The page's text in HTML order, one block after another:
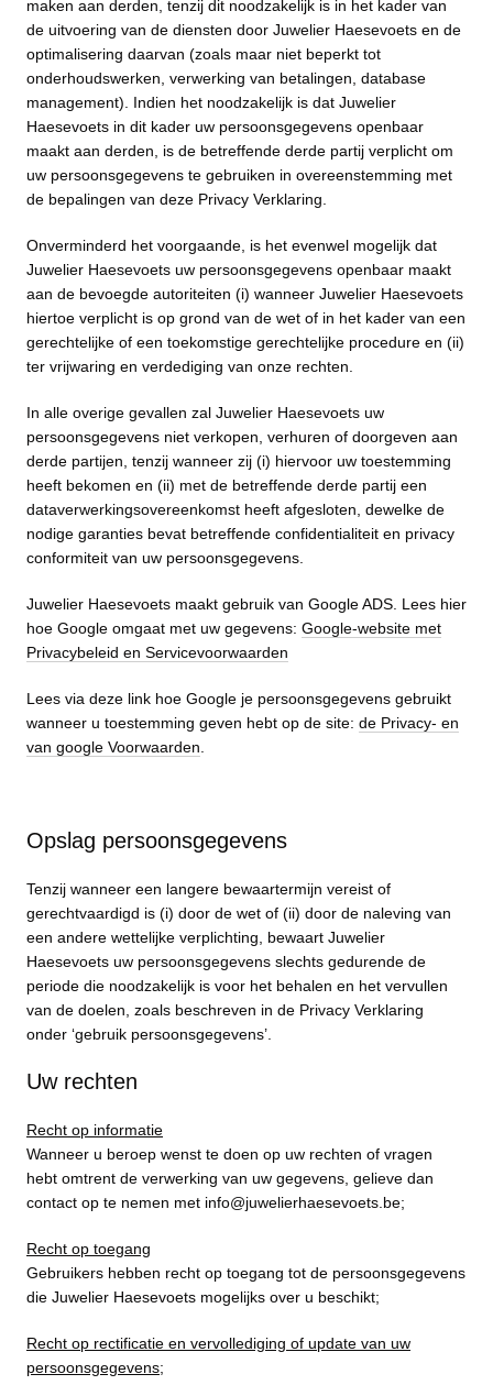
maken aan derden, tenzij dit noodzakelijk is in het kader van
de uitvoering van de diensten door Juwelier Haesevoets en de
optimalisering daarvan (zoals maar niet beperkt tot
onderhoudswerken, verwerking van betalingen, database
management). Indien het noodzakelijk is dat Juwelier
Haesevoets in dit kader uw persoonsgegevens openbaar
maakt aan derden, is de betreffende derde partij verplicht om
uw persoonsgegevens te gebruiken in overeenstemming met
de bepalingen van deze Privacy Verklaring.
Onverminderd het voorgaande, is het evenwel mogelijk dat
Juwelier Haesevoets uw persoonsgegevens openbaar maakt
aan de bevoegde autoriteiten (i) wanneer Juwelier Haesevoets
hiertoe verplicht is op grond van de wet of in het kader van een
gerechtelijke of een toekomstige gerechtelijke procedure en (ii)
ter vrijwaring en verdediging van onze rechten.
In alle overige gevallen zal Juwelier Haesevoets uw
persoonsgegevens niet verkopen, verhuren of doorgeven aan
derde partijen, tenzij wanneer zij (i) hiervoor uw toestemming
heeft bekomen en (ii) met de betreffende derde partij een
dataverwerkingsovereenkomst heeft afgesloten, dewelke de
nodige garanties bevat betreffende confidentialiteit en privacy
conformiteit van uw persoonsgegevens.
Juwelier Haesevoets maakt gebruik van Google ADS. Lees hier
hoe Google omgaat met uw gegevens: Google-website met
Privacybeleid en Servicevoorwaarden
Lees via deze link hoe Google je persoonsgegevens gebruikt
wanneer u toestemming geven hebt op de site: de Privacy- en
van google Voorwaarden
Opslag persoonsgegevens
Tenzij wanneer een langere bewaartermijn vereist of
gerechtvaardigd is (i) door de wet of (ii) door de naleving van
een andere wettelijke verplichting, bewaart Juwelier
Haesevoets uw persoonsgegevens slechts gedurende de
periode die noodzakelijk is voor het behalen en het vervullen
van de doelen, zoals beschreven in de Privacy Verklaring
onder ‘gebruik persoonsgegevens’.
Uw rechten
Recht op informatie
Wanneer u beroep wenst te doen op uw rechten of vragen
hebt omtrent de verwerking van uw gegevens, gelieve dan
contact op te nemen met info@juwelierhaesevoets.be;
Recht op toegang
Gebruikers hebben recht op toegang tot de persoonsgegevens
die Juwelier Haesevoets mogelijks over u beschikt;
Recht op rectificatie en vervollediging of update van uw
persoonsgegevens;